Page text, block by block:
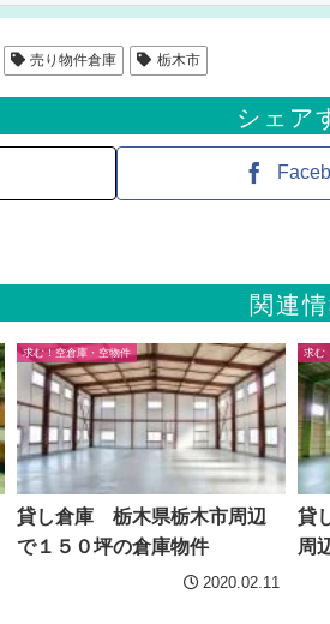
売り物件倉庫 栃木市
シェア
関連
求む！空倉庫・空物件
貸し倉庫 栃木県栃木市周辺
で１５０坪の倉庫物件
2020.02.11
求む
貸
周